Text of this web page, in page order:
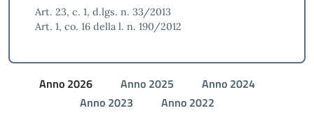
Art. 23, c. 1, d.lgs. n. 33/2013
Art. 1, co. 16 della l. n. 190/2012
Anno 2026 Anno 2025
Anno 2024
Anno 2023
Anno 2022